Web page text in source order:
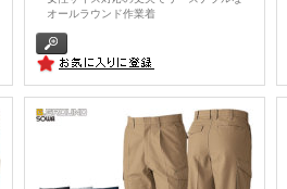
オールラウンド作業着